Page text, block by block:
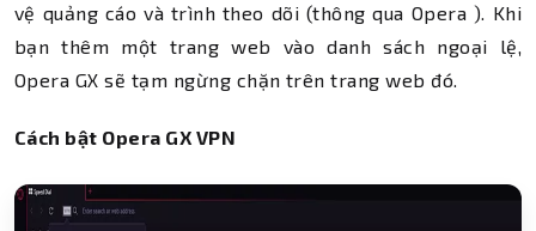
vệ quảng cáo và trình theo dõi (thông qua Opera ). Khi
bạn thêm một trang web vào danh sách ngoại lệ,
Opera GX sẽ tạm ngừng chặn trên trang web đó.
Cách bật Opera GX VPN